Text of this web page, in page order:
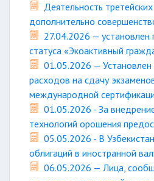
Деятельность
дополнительно
27.04.2026 — установлен
статуса «Экоактивный
01.05.2026 —
расходов на сдачу
международной
01.05.2026 - За
технологий орошения
05.05.2026 - В
облигаций в иностранной
06.05.2026 — Лица,